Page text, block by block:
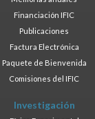
Financiación IFIC
Publicaciones
Factura Electrónica
Paquete de Bienvenida
Comisiones del IFIC
Investigación